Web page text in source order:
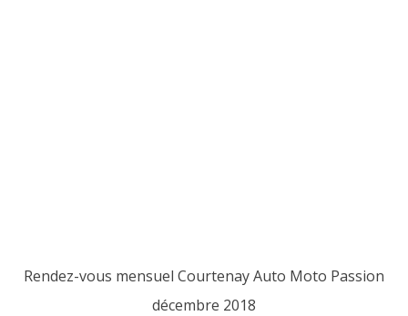
Rendez-vous mensuel Courtenay Auto Moto Passion
décembre 2018